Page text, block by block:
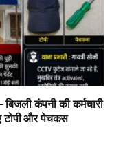
कंपनी की कर्मचारी
और पेचकस